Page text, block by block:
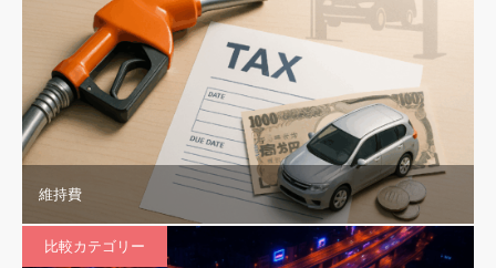
維持費
比較カテゴリー